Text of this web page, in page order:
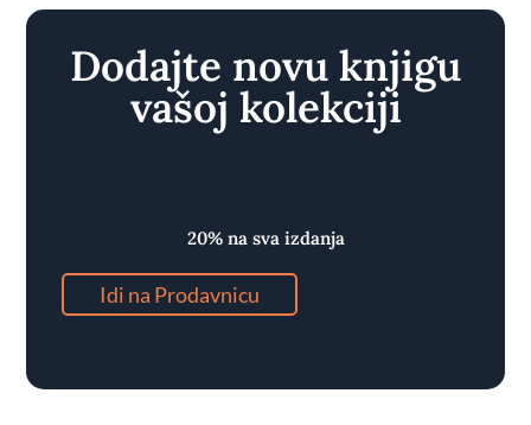
Dodajte novu knjigu
vašoj kolekciji
20% na sva izdanja
Idi na Prodavnicu